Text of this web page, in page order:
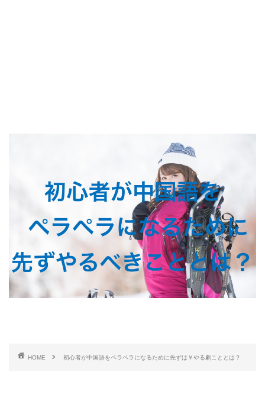
HOME 初心者が中国語をペラペラになるために先ずは￥やる劇こととは？